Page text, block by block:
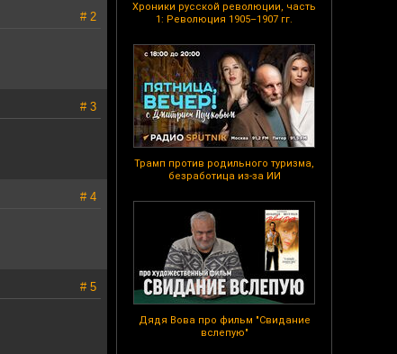
Хроники русской революции, часть
1: Революция 1905–1907 гг.
Трамп против родильного туризма,
безработица из-за ИИ
Дядя Вова про фильм "Свидание
вслепую"
# 2
# 3
# 4
# 5